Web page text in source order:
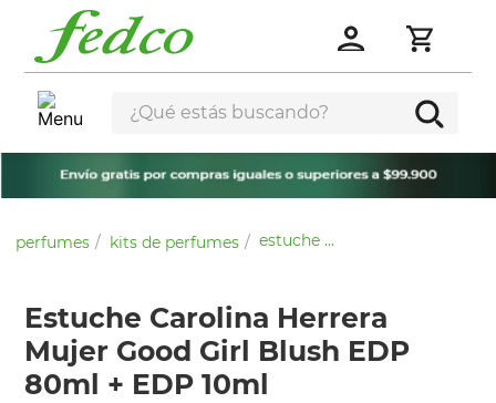
¿Qué estás buscando?
perfumes kits de perfumes estuche carolina herrera mujer good girl blush edp 80ml + edp 10ml
Estuche Carolina Herrera
Mujer Good Girl Blush EDP
80ml + EDP 10ml